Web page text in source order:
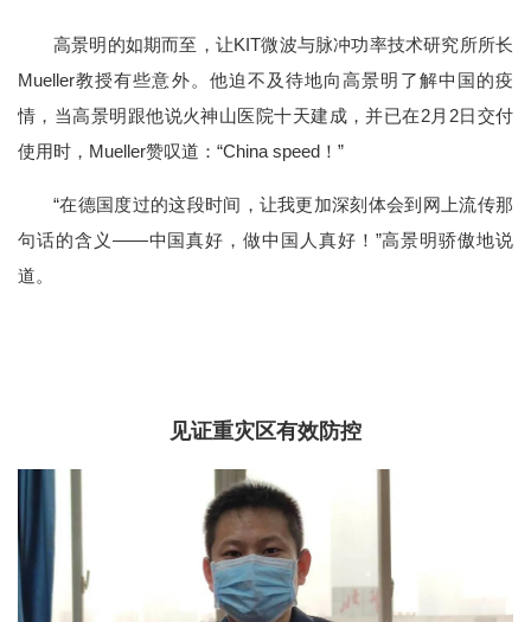
高景明的如期而至，让KIT微波与脉冲功率技术研究所所长
Mueller教授有些意外。他迫不及待地向高景明了解中国的疫
情，当高景明跟他说火神山医院十天建成，并已在2月2日交付
使用时，Mueller赞叹道：“China speed！”
“在德国度过的这段时间，让我更加深刻体会到网上流传那
句话的含义——中国真好，做中国人真好！”高景明骄傲地说
道。
见证重灾区有效防控